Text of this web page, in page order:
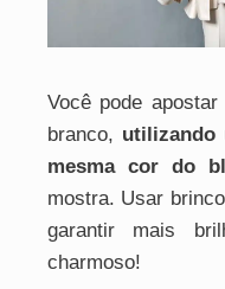
Você pode
branco, utilizando
mesma cor do
mostra. Usar
garantir mais
charmoso!